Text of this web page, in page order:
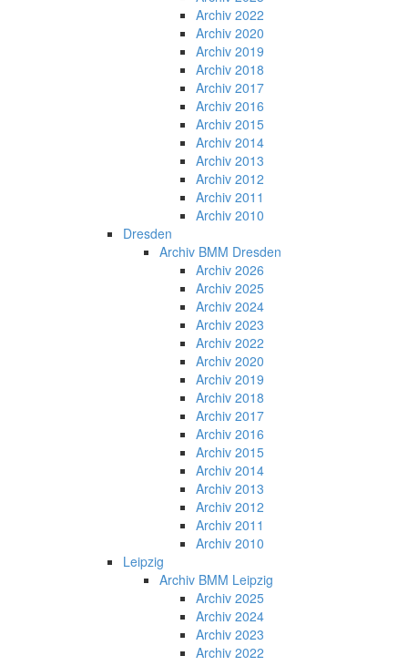
Archiv 2022
Archiv 2020
Archiv 2019
Archiv 2018
Archiv 2017
Archiv 2016
Archiv 2015
Archiv 2014
Archiv 2013
Archiv 2012
Archiv 2011
Archiv 2010
Dresden
Archiv BMM Dresden
Archiv 2026
Archiv 2025
Archiv 2024
Archiv 2023
Archiv 2022
Archiv 2020
Archiv 2019
Archiv 2018
Archiv 2017
Archiv 2016
Archiv 2015
Archiv 2014
Archiv 2013
Archiv 2012
Archiv 2011
Archiv 2010
Leipzig
Archiv BMM Leipzig
Archiv 2025
Archiv 2024
Archiv 2023
Archiv 2022